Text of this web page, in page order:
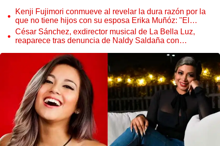
Kenji Fujimori conmueve al revelar la dura razón por la
que no tiene hijos con su esposa Erika Muñóz: "El
proceso judicial"
César Sánchez, exdirector musical de La Bella Luz,
reaparece tras denuncia de Naldy Saldaña con